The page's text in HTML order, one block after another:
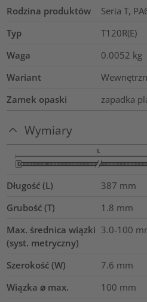
Rodzina produktów
Seria T,
Typ
T120R(E)
Waga
0.0052 kg
Wariant
Zamek opaski
zapadka
Wymiary
Długość (L) 387 mm
Grubość (T)
1.8 mm
Max. średnica wiązki
(syst. metryczny)
3.0-100
Szerokość (W) 7.6 mm
Wiązka ⌀ max.
100 mm